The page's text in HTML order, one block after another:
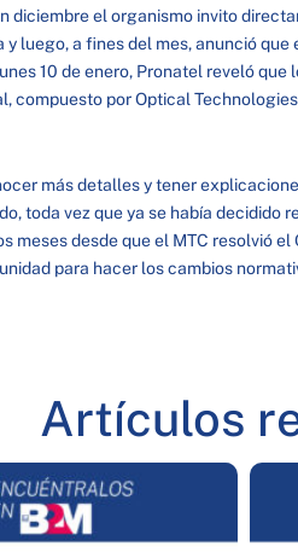
diciembre el organismo invito
luego, a fines del mes, anunció que
10 de enero, Pronatel reveló que
compuesto por Optical
más detalles y tener
toda vez que ya se había decidido
meses desde que el MTC resolvió el
para hacer los cambios
Artículos